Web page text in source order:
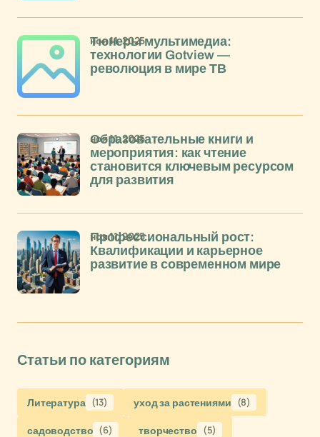
Тюнеры мультимедиа:
технологии Gotview —
революция в мире ТВ
ноя 11, 2025
Образовательные книги и
мероприятия: как чтение
становится ключевым ресурсом
для развития
ноя 11, 2025
Профессиональный рост:
Квалификации и карьерное
развитие в современном мире
ноя 11, 2025
Статьи по категориям
Литература (13) уход за растениями (8)
садоводство (6) творчество (5)